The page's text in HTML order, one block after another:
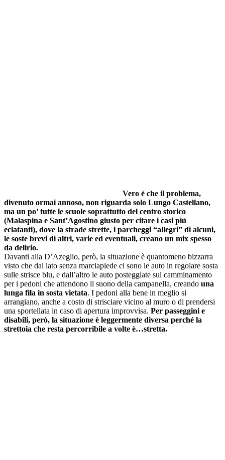
Vero è che il problema,
divenuto ormai annoso, non riguarda solo Lungo Castellano,
ma un po’ tutte le scuole soprattutto del centro storico
(Malaspina e Sant’Agostino giusto per citare i casi più
eclatanti), dove la strade strette, i parcheggi “allegri” di alcuni,
le soste brevi di altri, varie ed eventuali, creano un mix spesso
da delirio.
Davanti alla D’Azeglio, però, la situazione è quantomeno bizzarra
visto che dal lato senza marciapiede ci sono le auto in regolare sosta
sulle strisce blu, e dall’altro le auto posteggiate sul camminamento
per i pedoni che attendono il suono della campanella, creando una
lunga fila in sosta vietata. I pedoni alla bene in meglio si
arrangiano, anche a costo di strisciare vicino al muro o di prendersi
una sportellata in caso di apertura improvvisa. Per passeggini e
disabili, però, la situazione è leggermente diversa perché la
strettoia che resta percorribile a volte è…stretta.